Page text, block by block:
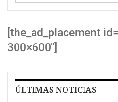
[the_ad_placement
300×600″]
ÚLTIMAS NOTICIAS